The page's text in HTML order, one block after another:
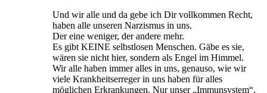
Und wir alle und da gebe ich Dir vollkommen Recht,
haben alle unseren Narzismus in uns.
Der eine weniger, der andere mehr.
Es gibt KEINE selbstlosen Menschen. Gäbe es sie,
wären sie nicht hier, sondern als Engel im Himmel.
Wir alle haben immer alles in uns, genauso, wie wir
viele Krankheitserreger in uns haben für alles
möglichen Erkrankungen. Nur unser „Immunsystem“,